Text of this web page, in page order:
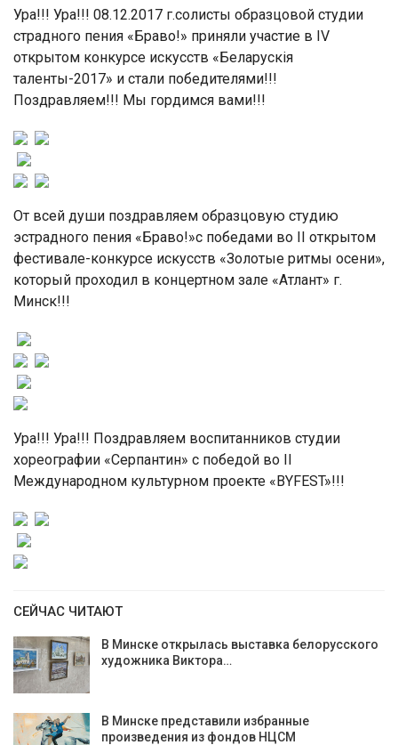
Ура!!! Ура!!! 08.12.2017 г.солисты образцовой студии
страдного пения «Браво!» приняли участие в IV
открытом конкурсе искусств «Беларускія
таленты-2017» и стали победителями!!!
Поздравляем!!! Мы гордимся вами!!!
От всей души поздравляем образцовую студию
эстрадного пения «Браво!»с победами во II открытом
фестивале-конкурсе искусств «Золотые ритмы осени»,
который проходил в концертном зале «Атлант» г.
Минск!!!
Ура!!! Ура!!! Поздравляем воспитанников студии
хореографии «Серпантин» с победой во II
Международном культурном проекте «BYFEST»!!!
СЕЙЧАС ЧИТАЮТ
В Минске открылась выставка белорусского
художника Виктора…
В Минске представили избранные
произведения из фондов НЦСМ